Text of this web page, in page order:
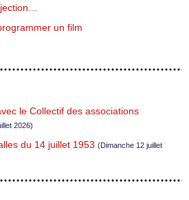
un film
le Collectif des associations
2026)
du 14 juillet 1953 (Dimanche 12 juillet